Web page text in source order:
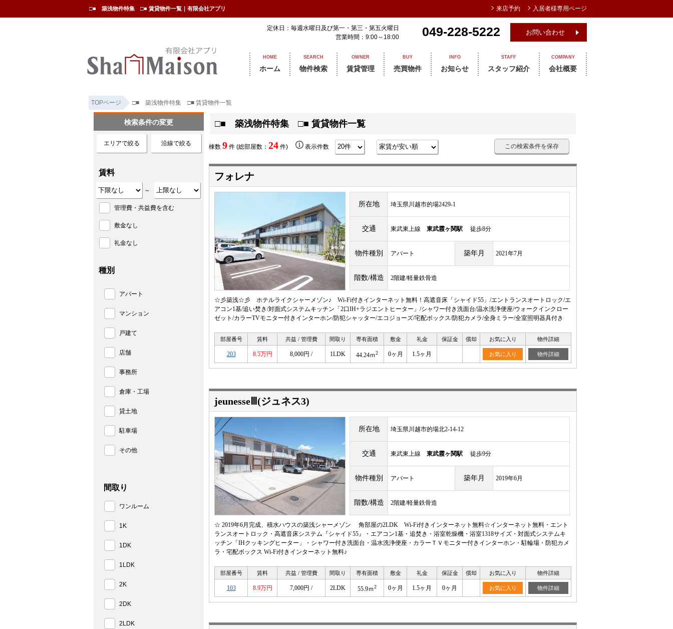
□■ 築浅物件特集 □■ 賃貸物件一覧｜有限会社アプリ
定休日：毎週水曜日及び第一・第三・第五火曜日
営業時間：9:00～18:00
049-228-5222 お問い合わせ
HOME
ホーム
SEARCH
物件検索
OWNER
賃貸管理
BUY
売買物件
INFO
お知らせ
STAFF
スタッフ紹介
COMPANY
会社概要
TOPページ □■ 築浅物件特集 □■ 賃貸物件一覧
□■ 築浅物件特集 □■ 賃貸物件一覧
棟数 9 件 (総部屋数： 24 件) 表示件数 この検索条件を保存
フォレナ
所在地 埼玉県川越市的場2429-1
交通 東武東上線 東武霞ヶ関駅 徒歩8分
物件種別 アパート 築年月 2021年7月
階数/構造 2階建/軽量鉄骨造
☆彡築浅☆彡 ホテルライクシャーメゾン♪ Wi-Fi付きインターネット無料！高遮音床「シャイド55」/エントランスオートロック/エ
アコン1基/追い焚き/対面式システムキッチン「2口IH+ラジエントヒーター」/シャワー付き洗面台/温水洗浄便座/ウォークインクロー
ゼット/カラーTVモニター付きインターホン/防犯シャッター/エコジョーズ/宅配ボックス/防犯カメラ/全身ミラー/全室照明器具付き
部屋番号 賃料 共益 / 管理費 間取り 専有面積 敷金 礼金 保証金 償却 お気に入り 物件詳細
203 8.5万円 8,000円 / 1LDK 44.24ｍ2 0ヶ月 1.5ヶ月 お気に入り 物件詳細
jeunesseⅢ(ジュネス3)
所在地 埼玉県川越市的場北2-14-12
交通 東武東上線 東武霞ヶ関駅 徒歩9分
物件種別 アパート 築年月 2019年6月
階数/構造 2階建/軽量鉄骨造
☆ 2019年6月完成、積水ハウスの築浅シャーメゾン 角部屋の2LDK Wi-Fi付きインターネット無料☆インターネット無料・エント
ランスオートロック・高遮音床システム『シャイド55』・エアコン1基・追焚き・浴室乾燥機・浴室1318サイズ・対面式システムキ
ッチン「IHクッキングヒーター」・シャワー付き洗面台・温水洗浄便座・カラーＴＶモニター付きインターホン・駐輪場・防犯カメ
ラ・宅配ボックス Wi-Fi付きインターネット無料♪
部屋番号 賃料 共益 / 管理費 間取り 専有面積 敷金 礼金 保証金 償却 お気に入り 物件詳細
103 8.9万円 7,000円 / 2LDK 55.9ｍ2 0ヶ月 1.5ヶ月 0ヶ月 お気に入り 物件詳細
検索条件の変更
エリアで絞る 沿線で絞る
賃料
～
管理費・共益費を含む
敷金なし
礼金なし
種別
アパート
マンション
戸建て
店舗
事務所
倉庫・工場
貸土地
駐車場
その他
間取り
ワンルーム
1K
1DK
1LDK
2K
2DK
2LDK
来店予約 入居者様専用ページ